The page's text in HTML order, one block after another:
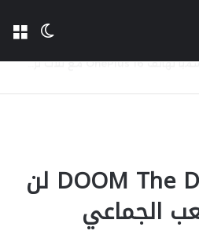
لعبة DOOM The Dark Ages لن
الجماعي